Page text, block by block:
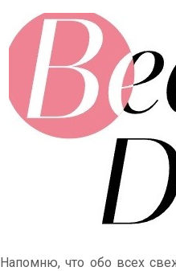
Напомню, что обо всех